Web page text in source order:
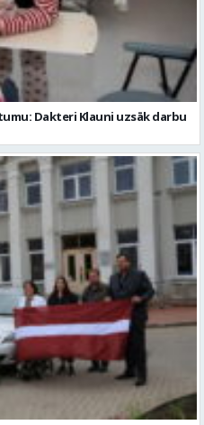
Dakteri Klauni uzsāk darbu